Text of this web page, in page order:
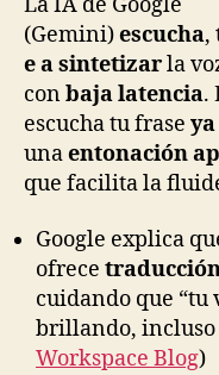
(Gemini)escucha,
e a sintetizarla
conbaja latencia.
escucha tu frase
unaentonación
que facilita la
Google explica
ofrece
cuidando que “tu
brillando, incluso
Workspace Blog)